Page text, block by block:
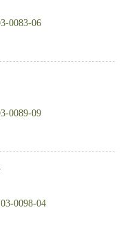
0083-06
0089-09
0098-04